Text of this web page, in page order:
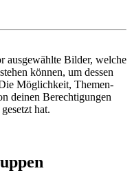
ausgewählte Bilder, welche
können, um dessen
Möglichkeit, Themen-
deinen Berechtigungen
hat.